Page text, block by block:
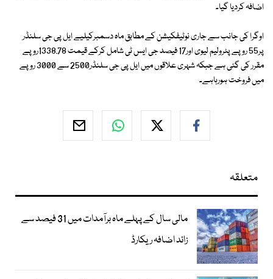
اضافہ کردیا گیا۔
اوگرا کی جانب سے جاری نوٹیفکیشن کے مطابق ماہ دسمبرکیلیے ایل پی جی سلنڈر
پر55 روپے پٹرولیم لیوی اور17 فیصد جی ایس ٹی شامل کرکے قیمت 1338.78روپے
مقرر کی گئی ہے جبکہ شہری علاقوں میں ایل پی جی سلنڈر2500 سے 3000 روپے
میں فروخت ہورہاہے۔
متعلقہ
مالی سال کے پہلے ماہ برآمدات میں 31 فیصد سے
زائد اضافہ ریکارڈ